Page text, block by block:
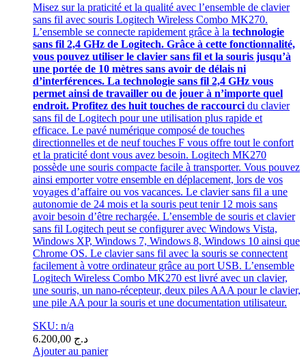
Misez sur la praticité et la qualité avec l’ensemble de clavier
sans fil avec souris Logitech Wireless Combo MK270.
L’ensemble se connecte rapidement grâce à la technologie
sans fil 2,4 GHz de Logitech. Grâce à cette fonctionnalité,
vous pouvez utiliser le clavier sans fil et la souris jusqu’à
une portée de 10 mètres sans avoir de délais ni
d’interférences. La technologie sans fil 2,4 GHz vous
permet ainsi de travailler ou de jouer à n’importe quel
endroit. Profitez des huit touches de raccourci du clavier
sans fil de Logitech pour une utilisation plus rapide et
efficace. Le pavé numérique composé de touches
directionnelles et de neuf touches F vous offre tout le confort
et la praticité dont vous avez besoin. Logitech MK270
possède une souris compacte facile à transporter. Vous pouvez
ainsi emporter votre ensemble en déplacement, lors de vos
voyages d’affaire ou vos vacances. Le clavier sans fil a une
autonomie de 24 mois et la souris peut tenir 12 mois sans
avoir besoin d’être rechargée. L’ensemble de souris et clavier
sans fil Logitech peut se configurer avec Windows Vista,
Windows XP, Windows 7, Windows 8, Windows 10 ainsi que
Chrome OS. Le clavier sans fil avec la souris se connectent
facilement à votre ordinateur grâce au port USB. L’ensemble
Logitech Wireless Combo MK270 est livré avec un clavier,
une souris, un nano-récepteur, deux piles AAA pour le clavier,
une pile AA pour la souris et une documentation utilisateur.
SKU: n/a
د.ج
Ajouter au panier